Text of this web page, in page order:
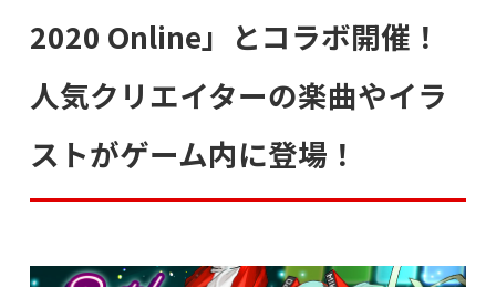
2020 Online」とコラボ開催！
人気クリエイターの楽曲やイラ
ストがゲーム内に登場！